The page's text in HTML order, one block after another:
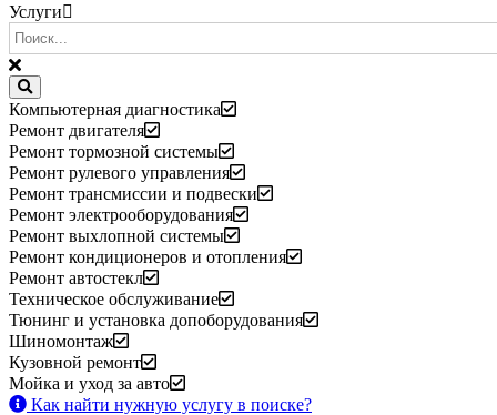
Услуги
Компьютерная диагностика
Ремонт двигателя
Ремонт тормозной системы
Ремонт рулевого управления
Ремонт трансмиссии и подвески
Ремонт электрооборудования
Ремонт выхлопной системы
Ремонт кондиционеров и отопления
Ремонт автостекл
Техническое обслуживание
Тюнинг и установка допоборудования
Шиномонтаж
Кузовной ремонт
Мойка и уход за авто
Как найти нужную услугу в поиске?